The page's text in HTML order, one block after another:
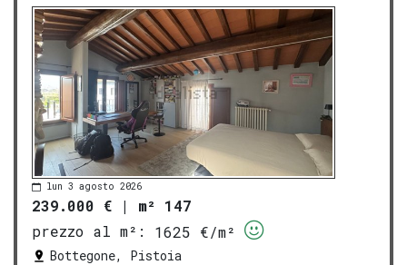
lun 3 agosto 2026
239.000 € | m² 147
prezzo al m²:
1625 €/m²
Bottegone, Pistoia